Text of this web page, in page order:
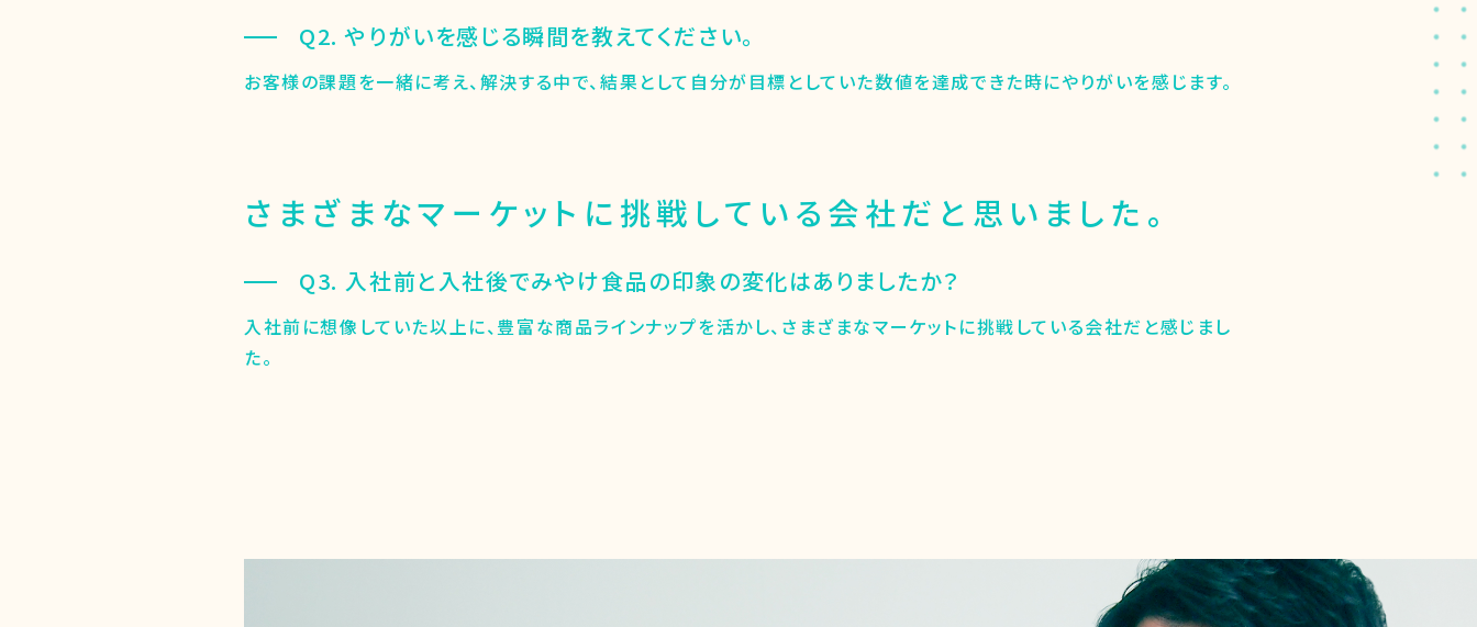
Q2. やりがいを感じる瞬間を教えてください。
お客様の課題を一緒に考え、解決する中で、結果として自分が目標としていた数値を達成できた時にやりがいを感じます。
さまざまなマーケットに挑戦している会社だと思いました。
Q3. 入社前と入社後でみやけ食品の印象の変化はありましたか？
入社前に想像していた以上に、豊富な商品ラインナップを活かし、さまざまなマーケットに挑戦している会社だと感じまし
た。